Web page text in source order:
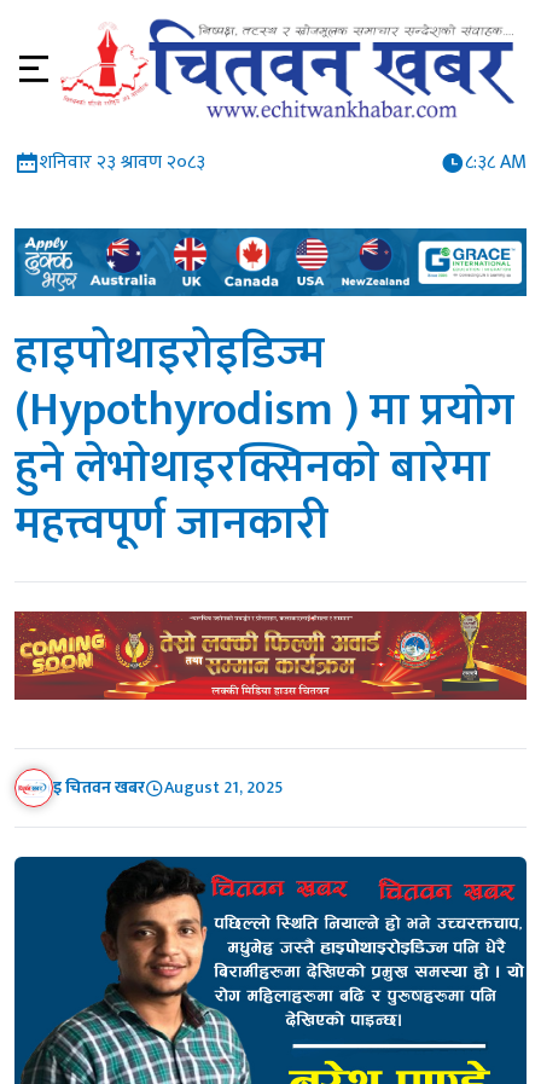
शनिवार २३ श्रावण २०८३ ८:३८ AM
हाइपोथाइरोइडिज्म
(Hypothyrodism ) मा प्रयाेग
हुने लेभाेथाइरक्सिनकाे बारेमा
महत्त्वपूर्ण जानकारी
इ चितवन खबर August 21, 2025